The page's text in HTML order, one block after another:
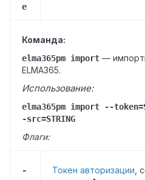
e
Команда:
elma365pm import —
ELMA365.
Использование:
elma365pm import --
-src=STRING
Флаги:
-
Токен авторизации ,